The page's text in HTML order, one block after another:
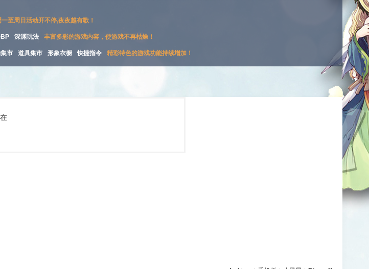
一至周日活动开不停,夜夜越有歌！
深渊玩法 丰富多彩的游戏内容，使游戏不再枯燥！
市 道具集市 形象衣橱 快捷指令 精彩特色的游戏功能持续增加！